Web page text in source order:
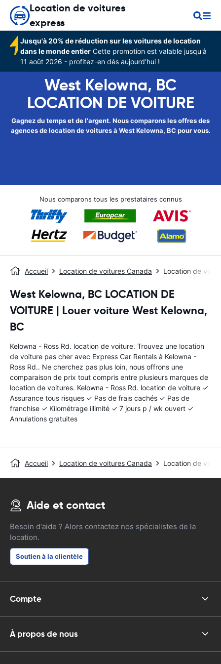
Location de voitures
express
Jusqu'à 20% de réduction sur les voitures de location
dans le monde entier Cette promotion est valable jusqu'à
11 août 2026 - profitez-en dès aujourd'hui !
West Kelowna, BC
LOCATION DE VOITURE
Gagnez du temps et de l'argent. Nous comparons les offres des
agences de location de voitures à West Kelowna, BC pour vous.
Nous comparons tous les prestataires connus
Accueil Location de voitures Canada Location de
West Kelowna, BC LOCATION DE
VOITURE | Louer voiture West Kelowna,
BC
Kelowna - Ross Rd. location de voiture. Trouvez une location
de voiture pas cher avec Express Car Rentals à Kelowna -
Ross Rd.. Ne cherchez pas plus loin, nous offrons une
comparaison de prix tout compris entre plusieurs marques de
location de voitures. Kelowna - Ross Rd. location de voiture ✓
Assurance tous risques ✓ Pas de frais cachés ✓ Pas de
franchise ✓ Kilométrage illimité ✓ 7 jours p / wk ouvert ✓
Annulations gratuites
Accueil Location de voitures Canada Location de
Aide et contact
Besoin d'aide ? Alors contactez nos spécialistes de la
location.
Soutien à la clientèle
Compte
À propos de nous